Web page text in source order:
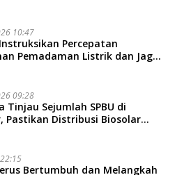
10:47
Percepatan
Pemadaman Listrik dan Jaga
09:28
Tinjau Sejumlah SPBU di
Pastikan Distribusi Biosolar
Bertumbuh dan Melangkah